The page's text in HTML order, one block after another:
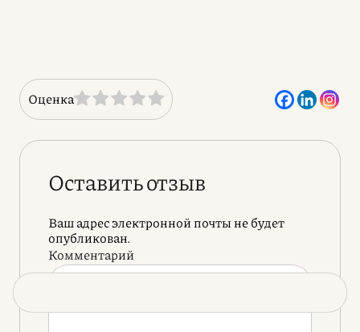
Оценка
Оставить отзыв
Ваш адрес электронной почты не будет
опубликован.
Комментарий